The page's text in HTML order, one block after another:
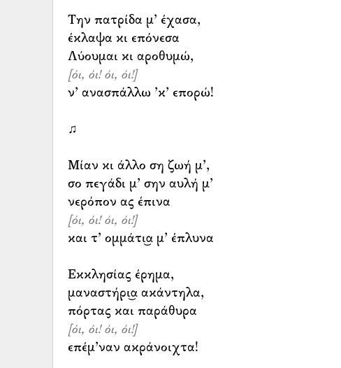
Την πατρίδα μ’ έχασα,
έκλαψα κι επόνεσα
[όι, όι! όι, όι!]
ν’ ανασπάλλω ’κ’ επορώ!
♫
Μίαν κι άλλο ση ζωή μ’,
σο πεγάδι μ’ σην αυλή μ’
[όι, όι! όι, όι!]
και τ’ ομμάτι͜α μ’ έπλυνα
Εκκλησίας έρημα,
μαναστήρι͜α ακάντηλα,
[όι, όι! όι, όι!]
επέμ’ναν ακράνοιχτα!